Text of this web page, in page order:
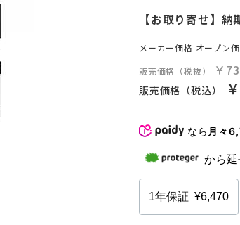
【お取り寄せ】納
メーカー価格 オープン
販売価格（税抜）
￥
販売価格（税込）
なら 月々